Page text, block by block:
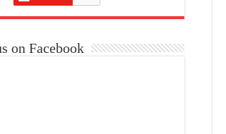
on Facebook